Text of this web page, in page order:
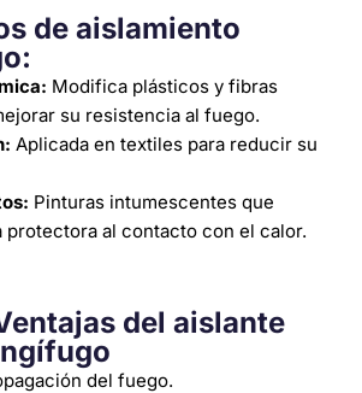
de aislamiento
Modifica plásticos y fibras
su resistencia al fuego.
Aplicada en textiles para reducir su
Pinturas intumescentes que
protectora al contacto con el calor.
del aislante
del fuego.